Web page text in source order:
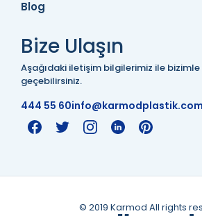
Bize Ulaşın
Aşağıdaki iletişim bilgilerimiz ile
geçebilirsiniz.
444 55 60info@karmodplastik.com
Blog
© 2019 Karmod All rights